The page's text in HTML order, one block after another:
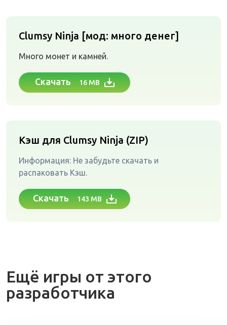
Clumsy Ninja [мод: много денег]
Много монет и камней.
Скачать 16 MB
Кэш для Clumsy Ninja (ZIP)
Информация: Не забудьте скачать и
распаковать Кэш.
Скачать 143 MB
Ещё игры от этого
разработчика